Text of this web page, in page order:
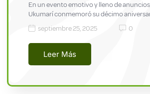
En un evento emotivo y lleno de
Ukumarí conmemoró su décimo
septiembre 25, 2025
0
Leer Más